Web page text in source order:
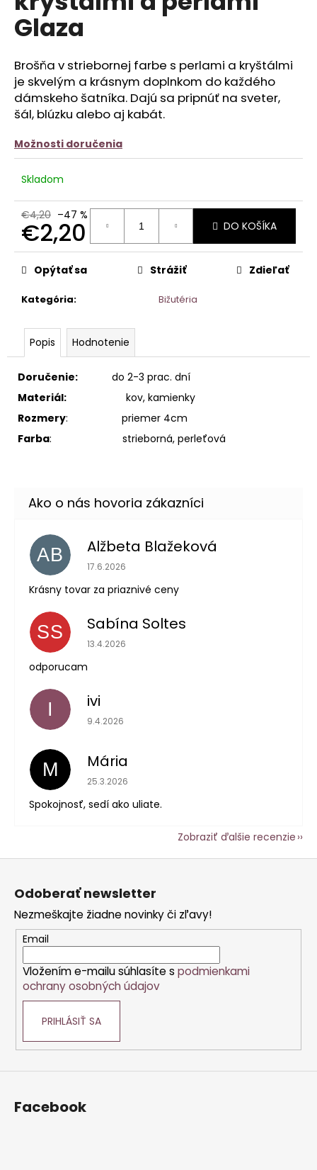
5
hviezdičiek.
Glaza
Brošňa v striebornej farbe s perlami a kryštálmi
je skvelým a krásnym doplnkom do každého
dámskeho šatníka. Dajú sa pripnúť na sveter,
šál, blúzku alebo aj kabát.
Možnosti doručenia
Skladom
€4,20 –47 %
€2,20
Jednotková
cena:
DO KOŠÍKA
Kategória: Bižutéria
Opýtať sa Strážiť Zdieľať
Popis Hodnotenie
Doručenie: do 2-3 prac. dní
Materiál: kov, kamienky
Rozmery: priemer 4cm
Farba: strieborná, perleťová
AB Alžbeta Blažeková
Hodnotenie obchodu je 5 z 5 hviezdičiek.
17.6.2026
Krásny tovar za priaznivé ceny
SS Sabína Soltes
Hodnotenie obchodu je 5 z 5 hviezdičiek.
13.4.2026
odporucam
I ivi
Hodnotenie obchodu je 5 z 5 hviezdičiek.
9.4.2026
M Mária
Hodnotenie obchodu je 5 z 5 hviezdičiek.
25.3.2026
Spokojnosť, sedí ako uliate.
Zobraziť ďalšie recenzie
a
m
SILÓNOVÉ
PANČUCHY
LEINA
€9,90
Z
Odoberať newsletter
Nezmeškajte žiadne novinky či zľavy!
Email
Vložením e-mailu súhlasíte s podmienkami
ochrany osobných údajov
PRIHLÁSIŤ SA
Facebook